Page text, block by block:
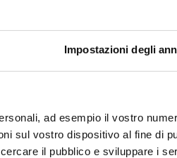
Impostazioni degli
ad esempio il vostro
sul vostro dispositivo al fine di
il pubblico e sviluppare i
non è completamente
che sembra essere la
è progressivo essendo il 40-
è la risposta alla terapia
importante la ricerca di
nell’indurre una remissione
possono essere utilizzati farmaci
essere indicati per le forme
morfo-funzionali e indicatori
il clinico a pianificare rapidi e